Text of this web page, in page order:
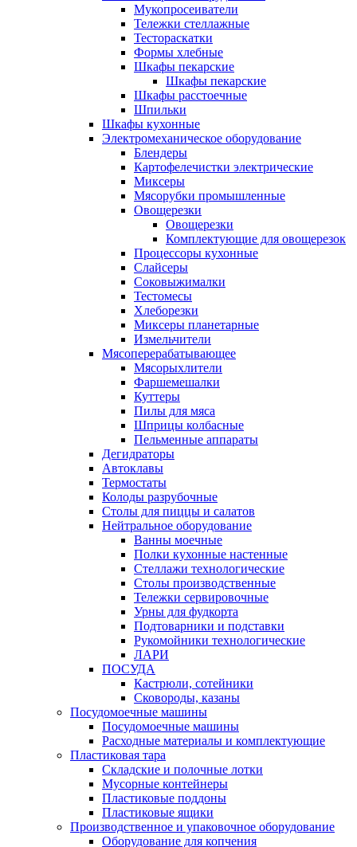
Мукопросеиватели
Тележки стеллажные
Тестораскатки
Формы хлебные
Шкафы пекарские
Шкафы пекарские
Шкафы расстоечные
Шпильки
Шкафы кухонные
Электромеханическое оборудование
Блендеры
Картофелечистки электрические
Миксеры
Мясорубки промышленные
Овощерезки
Овощерезки
Комплектующие для овощерезок
Процессоры кухонные
Слайсеры
Соковыжималки
Тестомесы
Хлеборезки
Миксеры планетарные
Измельчители
Мясоперерабатывающее
Мясорыхлители
Фаршемешалки
Куттеры
Пилы для мяса
Шприцы колбасные
Пельменные аппараты
Дегидраторы
Автоклавы
Термостаты
Колоды разрубочные
Столы для пиццы и салатов
Нейтральное оборудование
Ванны моечные
Полки кухонные настенные
Стеллажи технологические
Столы производственные
Тележки сервировочные
Урны для фудкорта
Подтоварники и подставки
Рукомойники технологические
ЛАРИ
ПОСУДА
Кастрюли, сотейники
Сковороды, казаны
Посудомоечные машины
Посудомоечные машины
Расходные материалы и комплектующие
Пластиковая тара
Складские и полочные лотки
Мусорные контейнеры
Пластиковые поддоны
Пластиковые ящики
Производственное и упаковочное оборудование
Оборудование для копчения